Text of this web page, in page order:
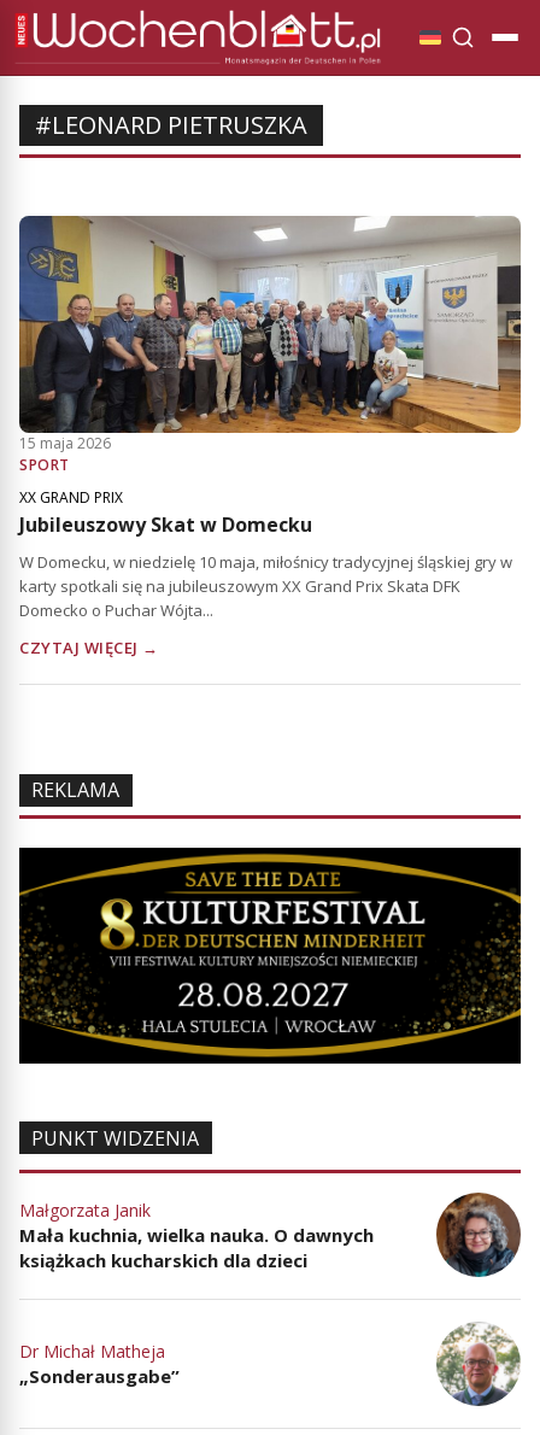
#LEONARD PIETRUSZKA
15 maja 2026
SPORT
XX GRAND PRIX
Jubileuszowy Skat w Domecku
W Domecku, w niedzielę 10 maja, miłośnicy tradycyjnej śląskiej gry w
karty spotkali się na jubileuszowym XX Grand Prix Skata DFK
Domecko o Puchar Wójta...
CZYTAJ WIĘCEJ →
REKLAMA
PUNKT WIDZENIA
Małgorzata Janik
Mała kuchnia, wielka nauka. O dawnych
książkach kucharskich dla dzieci
Dr Michał Matheja
„Sonderausgabe”